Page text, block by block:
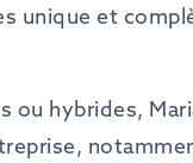
unique et
ou hybrides,